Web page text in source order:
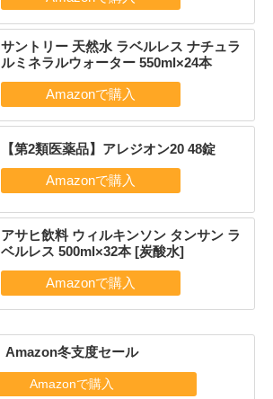
サントリー 天然水 ラベルレス ナチュラ
ルミネラルウォーター 550ml×24本
【第2類医薬品】アレジオン20 48錠
アサヒ飲料 ウィルキンソン タンサン ラ
ベルレス 500ml×32本 [炭酸水]
Amazon冬支度セール
Amazonで購入